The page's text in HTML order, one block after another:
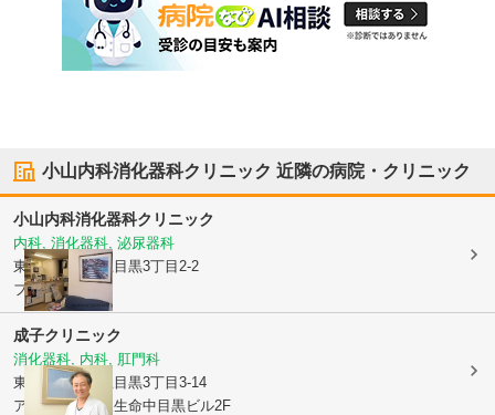
小山内科消化器科クリニック 近隣の病院・クリニック
小山内科消化器科クリニック
内科, 消化器科, 泌尿器科
東京都目黒区上目黒3丁目2-2
フジビル2F
成子クリニック
消化器科, 内科, 肛門科
東京都目黒区
上目黒3丁目3-14
アサヒ電機朝日生命中目黒ビル2F